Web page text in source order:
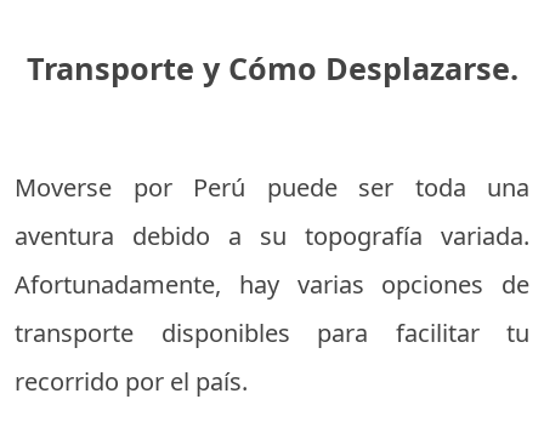
Transporte y Cómo Desplazarse.
Moverse por Perú puede ser toda una
aventura debido a su topografía variada.
Afortunadamente, hay varias opciones de
transporte disponibles para facilitar tu
recorrido por el país.